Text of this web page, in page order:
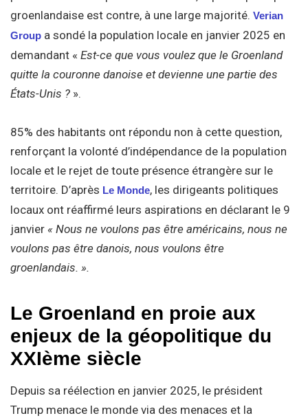
groenlandaise est contre, à une large majorité. Verian
Group a sondé la population locale en janvier 2025 en
demandant « Est-ce que vous voulez que le Groenland
quitte la couronne danoise et devienne une partie des
États-Unis ? ».
85% des habitants ont répondu non à cette question,
renforçant la volonté d’indépendance de la population
locale et le rejet de toute présence étrangère sur le
territoire. D’après Le Monde, les dirigeants politiques
locaux ont réaffirmé leurs aspirations en déclarant le 9
janvier « Nous ne voulons pas être américains, nous ne
voulons pas être danois, nous voulons être
groenlandais. ».
Le Groenland en proie aux
enjeux de la géopolitique du
XXIème siècle
Depuis sa réélection en janvier 2025, le président
Trump menace le monde via des menaces et la